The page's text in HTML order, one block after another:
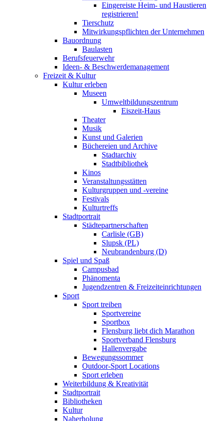
Eingereiste Heim- und Haustieren
registrieren!
Tierschutz
Mitwirkungspflichten der Unternehmen
Bauordnung
Baulasten
Berufsfeuerwehr
Ideen- & Beschwerdemanagement
Freizeit & Kultur
Kultur erleben
Museen
Umweltbildungszentrum
Eiszeit-Haus
Theater
Musik
Kunst und Galerien
Büchereien und Archive
Stadtarchiv
Stadtbibliothek
Kinos
Veranstaltungsstätten
Kulturgruppen und -vereine
Festivals
Kulturtreffs
Stadtportrait
Städtepartnerschaften
Carlisle (GB)
Slupsk (PL)
Neubrandenburg (D)
Spiel und Spaß
Campusbad
Phänomenta
Jugendzentren & Freizeiteinrichtungen
Sport
Sport treiben
Sportvereine
Sportbox
Flensburg liebt dich Marathon
Sportverband Flensburg
Hallenvergabe
Bewegungssommer
Outdoor-Sport Locations
Sport erleben
Weiterbildung & Kreativität
Stadtportrait
Bibliotheken
Kultur
Naherholung